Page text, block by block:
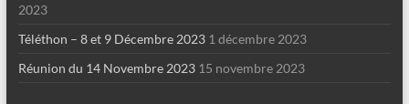
2023
Téléthon – 8 et 9 Décembre 2023 1 décembre 2023
Réunion du 14 Novembre 2023 15 novembre 2023